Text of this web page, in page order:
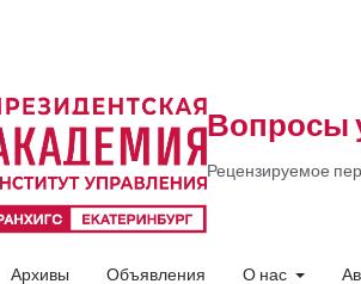
Вопросы
Рецензируемое
Архивы Объявления О нас